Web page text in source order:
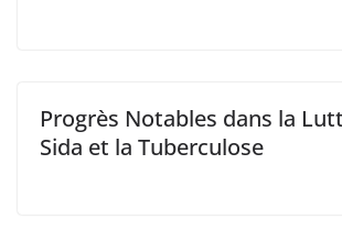
Progrès Notables dans la
Sida et la Tuberculose